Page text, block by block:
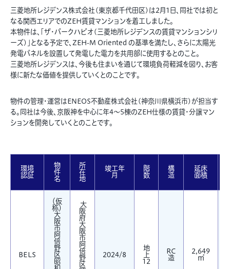
三菱地所レジデンス株式会社(東京都千代田区)は2月1日、同社では初と
なる関西エリアでのZEH賃貸マンションを着工しました。
本物件は、「ザ・パークハビオ(三菱地所レジデンスの賃貸マンションシリ
ーズ)」となる予定で、ZEH-M Oriented の基準を満たし、さらに太陽光
発電パネルを設置して発電した電力を共用部に使用するとのこと。
三菱地所レジデンスは、今後も住まいを通じて環境負荷軽減を図り、お客
様に新たな価値を提供していくとのことです。
物件の管理・運営はENEOS不動産株式会社(神奈川県横浜市)が担当す
る。同社は今後、京阪神を中心に年4～5棟のZEH仕様の賃貸・分譲マン
ションを開発していくとのことです。
環境
認証
物
件
名
所
在
地
竣工年
月
階
数
構
造
延床
面積
BELS
（仮
称）
大
阪
市
阿
倍
野
区
昭
大
阪
府
大
阪
市
阿
倍
野
区
2024/8
地
上
12
RC
造
2,649
㎡